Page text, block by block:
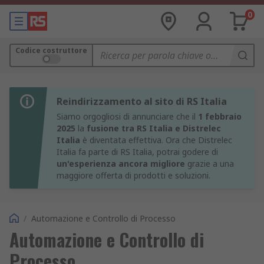
0
Codice costruttore
Reindirizzamento al sito di RS Italia
Siamo orgogliosi di annunciare che il 1 febbraio
2025 la fusione tra RS Italia e Distrelec
Italia è diventata effettiva. Ora che Distrelec
Italia fa parte di RS Italia, potrai godere di
un'esperienza ancora migliore grazie a una
maggiore offerta di prodotti e soluzioni.
/ Automazione e Controllo di Processo
Automazione e Controllo di